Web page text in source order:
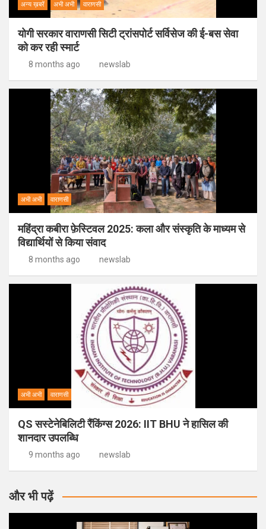
अन्य ख़बरें अभी अभी वाराणसी
योगी सरकार वाराणसी सिटी ट्रांसपोर्ट सर्विसेज की ई-बस सेवा
को कर रही स्मार्ट
8 months ago newslab
अभी अभी वाराणसी
महिंद्रा कबीरा फ़ेस्टिवल 2025: कला और संस्कृति के माध्यम से
विद्यार्थियों से किया संवाद
8 months ago newslab
अभी अभी वाराणसी
QS सस्टेनेबिलिटी रैंकिंग्स 2026: IIT BHU ने हासिल की
शानदार उपलब्धि
9 months ago newslab
और भी पढ़ें